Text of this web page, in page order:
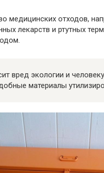
медицинских отходов,
лекарств и ртутных
вред экологии и
материалы